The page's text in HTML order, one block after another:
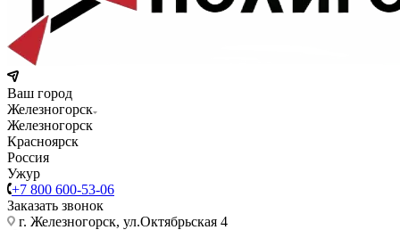
Ваш город
Железногорск
Железногорск
Красноярск
Россия
Ужур
+7 800 600-53-06
Заказать звонок
г. Железногорск, ул.Октябрьская 4